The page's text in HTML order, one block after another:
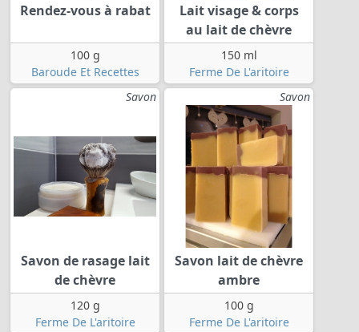
Rendez-vous à rabat
100 g
Baroude Et Recettes
Lait visage & corps
au lait de chèvre
150 ml
Ferme De L'aritoire
Savon
Savon de rasage lait
de chèvre
120 g
Ferme De L'aritoire
Savon
Savon lait de chèvre
ambre
100 g
Ferme De L'aritoire